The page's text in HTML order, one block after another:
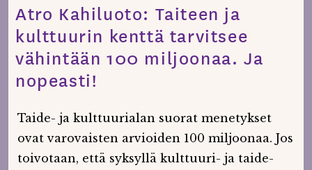
Atro Kahiluoto: Taiteen ja
kulttuurin kenttä tarvitsee
vähintään 100 miljoonaa. Ja
nopeasti!
Taide- ja kulttuurialan suorat menetykset
ovat varovaisten arvioiden 100 miljoonaa. Jos
toivotaan, että syksyllä kulttuuri- ja taide-